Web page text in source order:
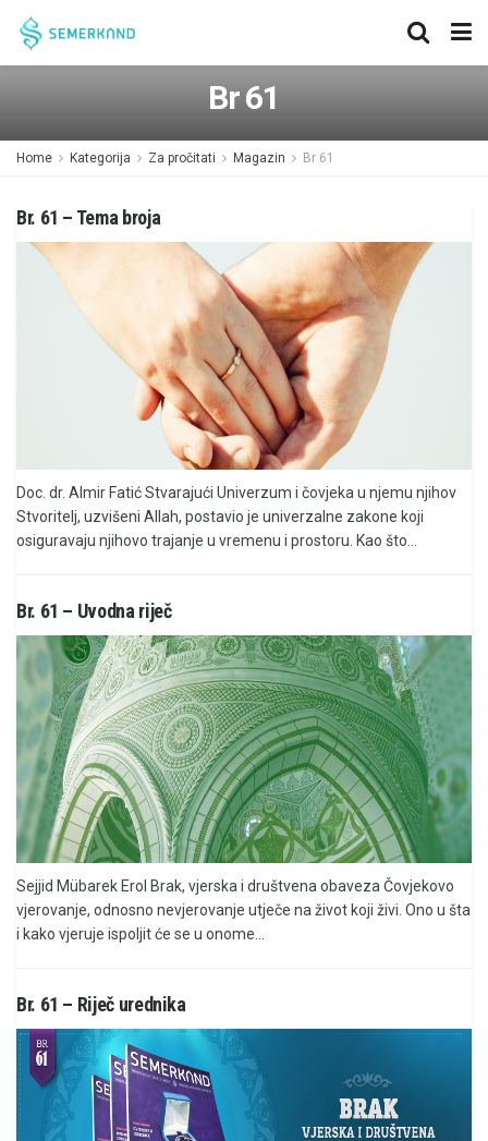
Br 61
Home Kategorija Za pročitati Magazin Br 61
Br. 61 – Tema broja
Doc. dr. Almir Fatić Stvarajući Univerzum i čovjeka u njemu njihov
Stvoritelj, uzvišeni Allah, postavio je univerzalne zakone koji
osiguravaju njihovo trajanje u vremenu i prostoru. Kao što...
Br. 61 – Uvodna riječ
Sejjid Mübarek Erol Brak, vjerska i društvena obaveza Čovjekovo
vjerovanje, odnosno nevjerovanje utječe na život koji živi. Ono u šta
i kako vjeruje ispoljit će se u onome...
Br. 61 – Riječ urednika